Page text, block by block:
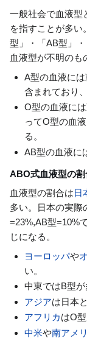
一般社会で血液型
を指すことが多い
型」・「AB型」
血液型が不明のも
A型の血液に
含まれており
O型の血液に
ってO型の血
る。
AB型の血液に
ABO式血液型の割
血液型の割合は日
多い。日本の実際
=23%,AB型=10%
じになる。
ヨーロッパや
い。
中東ではB型が
アジアは日本
アフリカはO型
中米や南アメ